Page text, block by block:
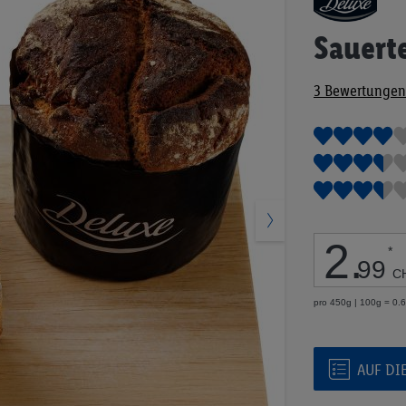
3 Bewertungen
2.99
*
pro 450g | 100g =
AUF
Anfang
Bildgalerie